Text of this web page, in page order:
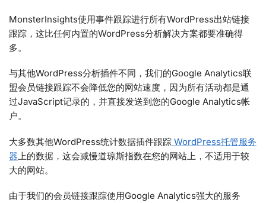
MonsterInsights使用事件跟踪进行所有WordPress出站链接
跟踪，这比任何内置的WordPress分析解决方案都要准确得
多。
与其他WordPress分析插件不同，我们的Google Analytics联
盟会员链接跟踪不会降低您的网站速度，因为所有活动都是通
过JavaScript记录的，并直接发送到您的Google Analytics帐
户。
大多数其他WordPress统计数据插件跟踪 WordPress托管服务
器 上的数据，这会减慢道琼斯指数在您的网站上，不适用于较
大的网站。
由于我们的会员链接跟踪使用Google Analytics强大的服务